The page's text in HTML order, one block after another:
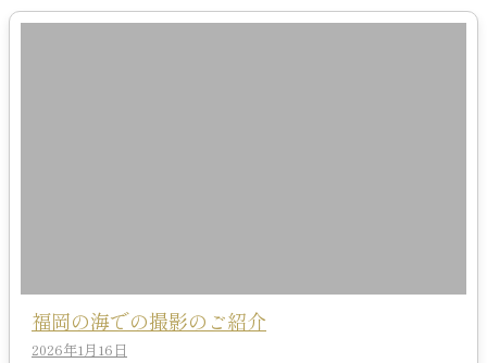
福岡の海での撮影のご紹介
2026年1月16日